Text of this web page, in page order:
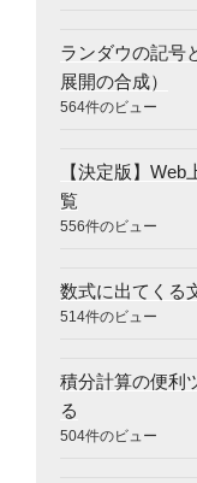
ランダウの記号
展開の合成）
564件のビュー
【決定版】
覧
556件のビュー
数式に出てくる
514件のビュー
積分計算の便利
る
504件のビュー